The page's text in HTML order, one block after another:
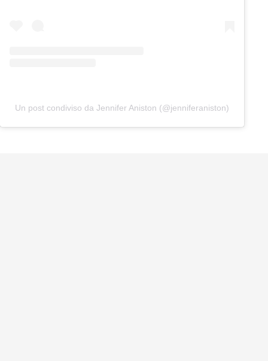
Un post condiviso da Jennifer Aniston (@jenniferaniston)